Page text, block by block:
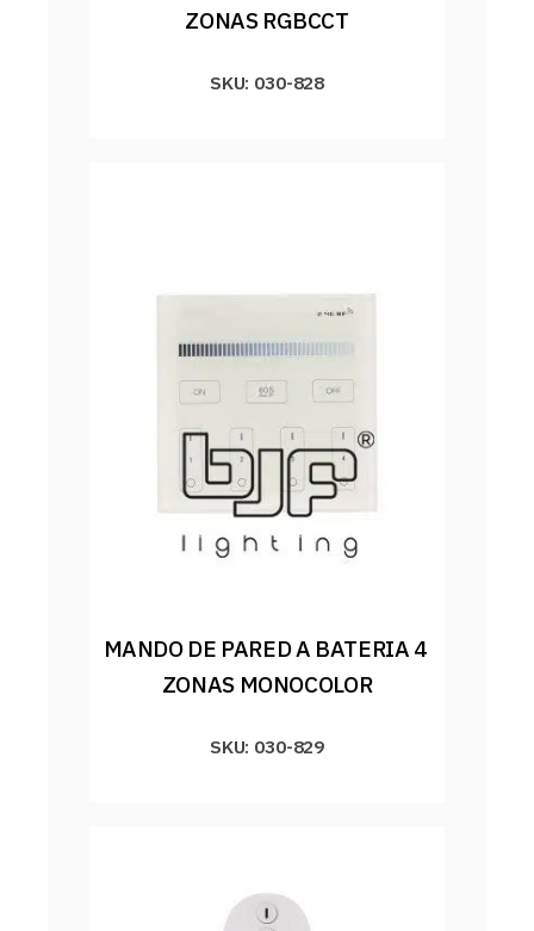
ZONAS RGBCCT
SKU: 030-828
MANDO DE PARED A BATERIA 4
ZONAS MONOCOLOR
SKU: 030-829